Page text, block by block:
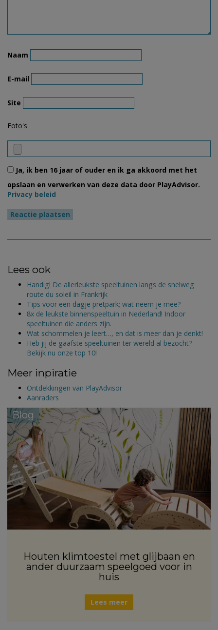
Naam
E-mail
Site
Foto's
Ja, ik ben 16 jaar of ouder en ik ga akkoord met het
opslaan en verwerken van deze data door PlayAdvisor.
Privacy beleid
Lees ook
Handig! De allerleukste speeltuinen langs de snelweg
route du soleil in Frankrijk
Tips voor een dagje pretpark; wat neem je mee?
8x de leukste binnenspeeltuin in Nederland! Indoor
speeltuinen die anders zijn.
Wat schommelen je leert…, en dat is meer dan je denkt!
Heb jij de gaafste speeltuinen ter wereld al bezocht?
Bekijk nu onze top 10!
Meer inpiratie
Ontdekkingen van PlayAdvisor
Aanraders
Blog
Houten klimtoestel met glijbaan en
ander duurzaam speelgoed voor in
huis
Lees meer